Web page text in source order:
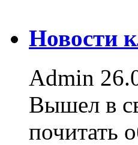
Новости
Admin
Вышел в
почитать